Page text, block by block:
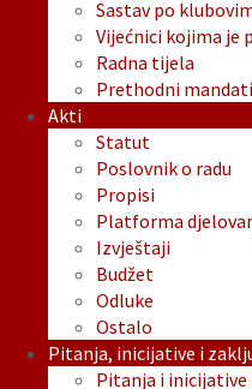
Sastav po
Vijećnici kojima je
Radna tijela
Prethodni mandati
Akti
Statut
Poslovnik o radu
Propisi
Platforma
Izvještaji
Budžet
Odluke
Ostalo
Pitanja, inicijative i
Pitanja i inicijative